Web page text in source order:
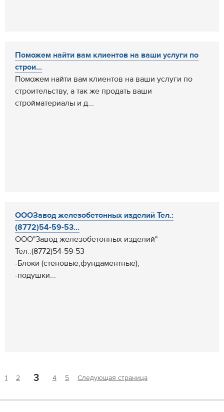
Поможем найти вам клиентов на ваши услуги по
строи...
Поможем найти вам клиентов на ваши услуги по
строительству, а так же продать ваши
стройматериалы и д...
ОООЗавод железобетонных изделий Тел.:
(8772)54-59-53...
ООО"Завод железобетонных изделий"
Тел.:(8772)54-59-53
-Блоки (стеновые,фундаментные);
-подушки...
1 2 3 4 5 Следующая страница